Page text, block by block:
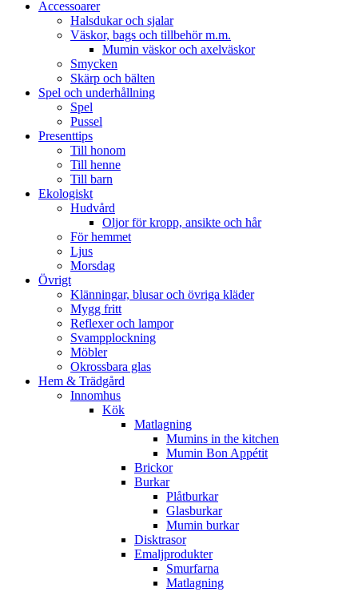
Accessoarer
Halsdukar och sjalar
Väskor, bags och tillbehör m.m.
Mumin väskor och axelväskor
Smycken
Skärp och bälten
Spel och underhållning
Spel
Pussel
Presenttips
Till honom
Till henne
Till barn
Ekologiskt
Hudvård
Oljor för kropp, ansikte och hår
För hemmet
Ljus
Morsdag
Övrigt
Klänningar, blusar och övriga kläder
Mygg fritt
Reflexer och lampor
Svampplockning
Möbler
Okrossbara glas
Hem & Trädgård
Innomhus
Kök
Matlagning
Mumins in the kitchen
Mumin Bon Appétit
Brickor
Burkar
Plåtburkar
Glasburkar
Mumin burkar
Disktrasor
Emaljprodukter
Smurfarna
Matlagning